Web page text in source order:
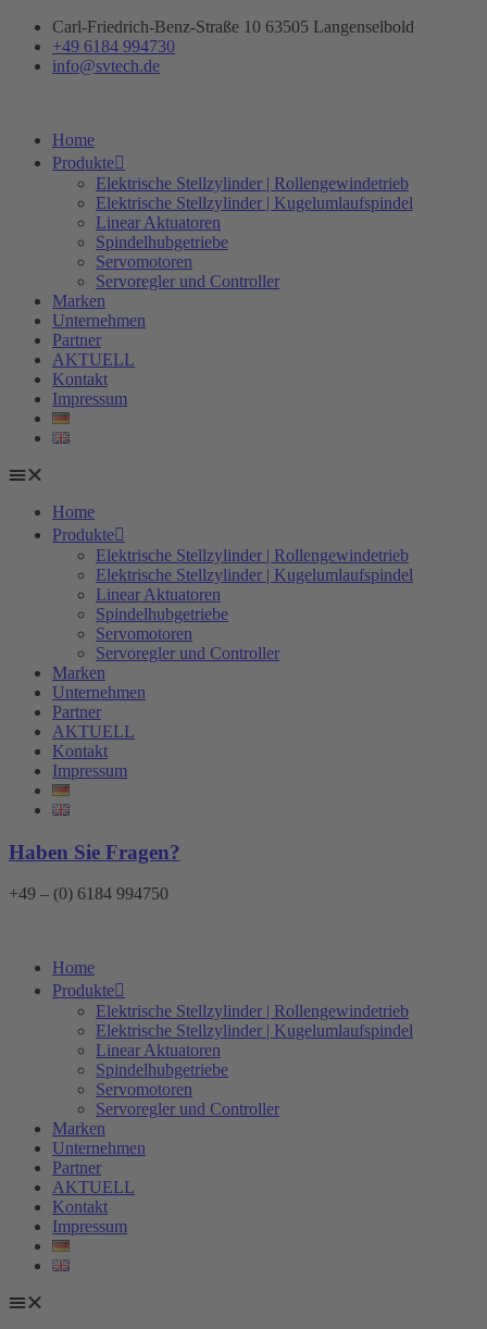
Zum
Inhalt
springen
Carl-Friedrich-Benz-Straße 10 63505 Langenselbold
+49 6184 994730
info@svtech.de
Home
Produkte
Elektrische Stellzylinder | Rollengewindetrieb
Elektrische Stellzylinder | Kugelumlaufspindel
Linear Aktuatoren
Spindelhubgetriebe
Servomotoren
Servoregler und Controller
Marken
Unternehmen
Partner
AKTUELL
Kontakt
Impressum
Home
Produkte
Elektrische Stellzylinder | Rollengewindetrieb
Elektrische Stellzylinder | Kugelumlaufspindel
Linear Aktuatoren
Spindelhubgetriebe
Servomotoren
Servoregler und Controller
Marken
Unternehmen
Partner
AKTUELL
Kontakt
Impressum
Haben Sie Fragen?
+49 – (0) 6184 994750
Home
Produkte
Elektrische Stellzylinder | Rollengewindetrieb
Elektrische Stellzylinder | Kugelumlaufspindel
Linear Aktuatoren
Spindelhubgetriebe
Servomotoren
Servoregler und Controller
Marken
Unternehmen
Partner
AKTUELL
Kontakt
Impressum